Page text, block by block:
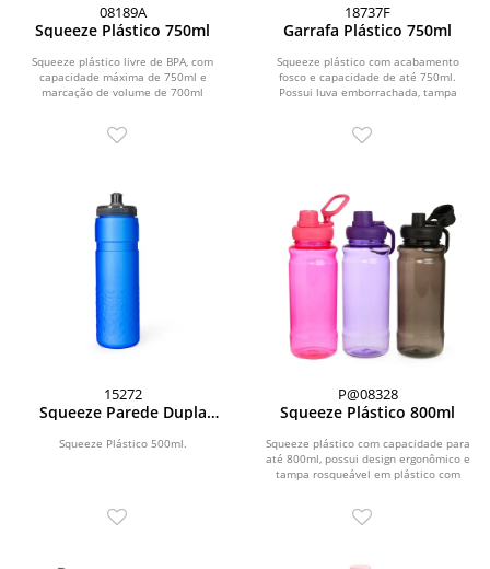
08189A
Squeeze Plástico 750ml
Squeeze plástico livre de BPA, com
capacidade máxima de 750ml e
marcação de volume de 700ml
18737F
Garrafa Plástico 750ml
Squeeze plástico com acabamento
fosco e capacidade de até 750ml.
Possui luva emborrachada, tampa
15272
Squeeze Parede Dupla
Squeeze Plástico 500ml.
P@08328
Squeeze Plástico 800ml
Squeeze plástico com capacidade para
até 800ml, possui design ergonômico e
tampa rosqueável em plástico com